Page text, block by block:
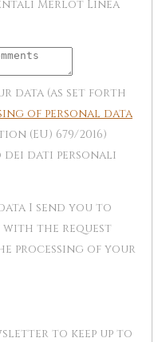
Merlot Linea
data (as set forth
of personal data
(EU) 679/2016)
dati personali
I send you to
with the request
processing of your
to keep up to